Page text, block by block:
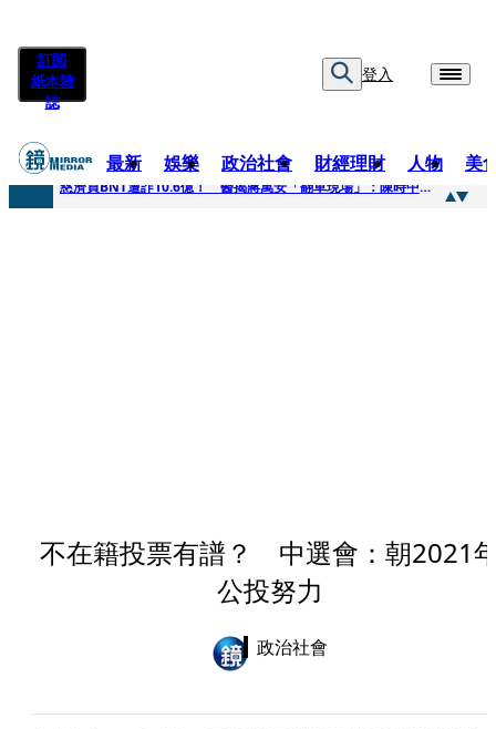
訂閱
紙本雜
誌
登入
最新 娛樂 政治社會 財經理財 人物 美
快訊
慈濟買BNT遭詐10.6億！ 醫揭蔣萬安「翻車現場」：陳時中當年是阻止被騙
不在籍投票有譜？ 中選會：朝2021
公投努力
政治社會